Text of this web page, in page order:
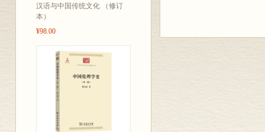
汉语与中国传统文化 （修订
本）
¥98.00